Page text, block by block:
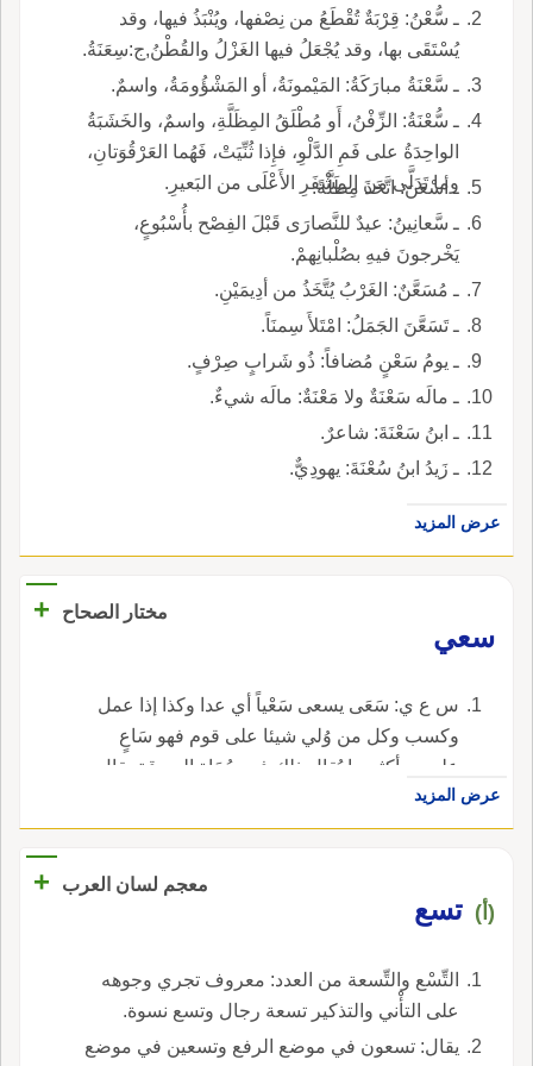
ـ سُّعْنُ: قِرْبَةٌ تُقْطَعُ من نِصْفها، ويُنْبَذُ فيها، وقد
يُسْتَقَى بها، وقد يُجْعَلُ فيها الغَزْلُ والقُطْنُ,ج:سِعَنَةُ.
ـ سَّعْنَةُ مبارَكَةُ: المَيْمونَةُ، أو المَشْؤُومَةُ، واسمٌ.
ـ سُّعْنَةُ: الزِّفْنُ، أَو مُطْلَقُ المِظَلَّةِ، واسمٌ، والخَشَبَةُ
الواحِدَةُ على فَمِ الدَّلْوِ، فإِذا ثُنِّيَتْ، فَهُما العَرْقُوَتانِ،
وما تَدَلَّى من المِشْفَرِ الأَعْلَى من البَعيرِ.
ـ أسْعَنَ: اتَّخَذَ مِظَلَّةً.
ـ سَّعانِينُ: عيدٌ للنَّصارَى قَبْلَ الفِصْح بأُسْبُوعٍ،
يَخْرجونَ فيهِ بصُلْبانِهمْ.
ـ مُسَعَّنٌ: الغَرْبُ يُتَّخَذُ من أدِيمَيْنِ.
ـ تَسَعَّنَ الجَمَلُ: امْتَلأَ سِمنَاً.
ـ يومُ سَعْنٍ مُضافاً: ذُو شَرابٍ صِرْفٍ.
ـ مالَه سَعْنَةٌ ولا مَعْنَةٌ: مالَه شيءٌ.
ـ ابنُ سَعْنَةَ: شاعرٌ.
ـ زَيدُ ابنُ سُعْنَةَ: يهودِيٌّ.
عرض المزيد
مختار الصحاح
+
سعي
س ع ي: سَعَى يسعى سَعْياً أي عدا وكذا إذا عمل
وكسب وكل من وُلي شيئا على قوم فهو سَاعٍ
عليهم وأكثر ما يُقال ذلك في سُعَاةِ الصدقة يقال
سَعَى عليها أي عمل عليها وهم السُّعَاةُ و المَسْعَاةُ
واحدة المساعي في الكرم والجود و سَعَى به إلى
رقبته سِعَايَةً أيضا و اسْتَسْعَيْتُ العبد في قيمته.
عرض المزيد
معجم لسان العرب +
(أ) تسع
التِّسْع والتِّسعة من العدد: معروف تجري وجوهه
على التأْني والتذكير تسعة رجال وتسع نسوة.
يقال: تسعون في موضع الرفع وتسعين في موضع